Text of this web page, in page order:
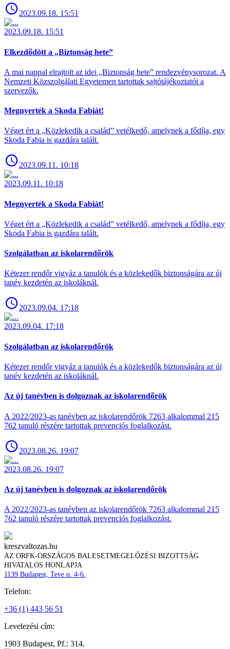
2023.09.18. 15:51
2023.09.18. 15:51
Elkezdődött a „Biztonság hete”
A mai nappal elrajtolt az idei „Biztonság hete” rendezvénysorozat. A
Nemzeti Közszolgálati Egyetemen tartottak sajtótájékoztatót a
szervezők.
Megnyerték a Skoda Fabiát!
Véget ért a „Közlekedik a család” vetélkedő, amelynek a fődíja, egy
Skoda Fabia is gazdára talált.
2023.09.11. 10:18
2023.09.11. 10:18
Megnyerték a Skoda Fabiát!
Véget ért a „Közlekedik a család” vetélkedő, amelynek a fődíja, egy
Skoda Fabia is gazdára talált.
Szolgálatban az iskolarendőrök
Kétezer rendőr vigyáz a tanulók és a közlekedők biztonságára az új
tanév kezdetén az iskoláknál.
2023.09.04. 17:18
2023.09.04. 17:18
Szolgálatban az iskolarendőrök
Kétezer rendőr vigyáz a tanulók és a közlekedők biztonságára az új
tanév kezdetén az iskoláknál.
Az új tanévben is dolgoznak az iskolarendőrök
A 2022/2023-as tanévben az iskolarendőrök 7263 alkalommal 215
762 tanuló részére tartottak prevenciós foglalkozást.
2023.08.26. 19:07
2023.08.26. 19:07
Az új tanévben is dolgoznak az iskolarendőrök
A 2022/2023-as tanévben az iskolarendőrök 7263 alkalommal 215
762 tanuló részére tartottak prevenciós foglalkozást.
kreszvaltozas.hu
AZ ORFK-ORSZÁGOS BALESETMEGELŐZÉSI BIZOTTSÁG
HIVATALOS HONLAPJA
1139 Budapest, Teve u. 4-6.
Telefon:
+36 (1) 443 56 51
Levelezési cím:
1903 Budapest, Pf.: 314.